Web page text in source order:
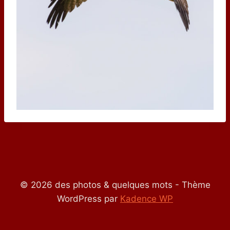
© 2026 des photos & quelques mots - Thème
WordPress par Kadence WP